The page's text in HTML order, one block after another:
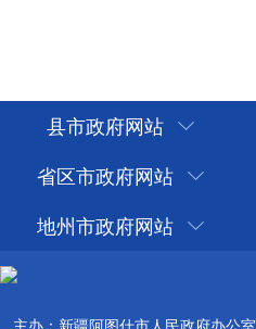
县市政府网站
省区市政府网站
地州市政府网站